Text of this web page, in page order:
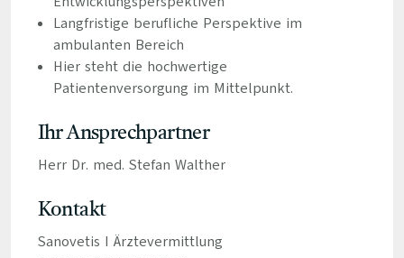
Langfristige berufliche Perspektive im
ambulanten Bereich
Hier steht die hochwertige
Patientenversorgung im Mittelpunkt.
Ihr Ansprechpartner
Herr Dr. med. Stefan Walther
Kontakt
Sanovetis I Ärztevermittlung